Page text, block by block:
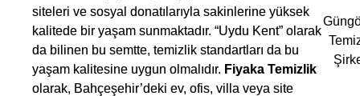
siteleri ve sosyal donatılarıyla sakinlerine yüksek
kalitede bir yaşam sunmaktadır. “Uydu Kent” olarak
da bilinen bu semtte, temizlik standartları da bu
yaşam kalitesine uygun olmalıdır. Fiyaka Temizlik
olarak, Bahçeşehir’deki ev, ofis, villa veya site